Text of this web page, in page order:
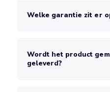
Welke garantie zit er
Wordt het product
geleverd?